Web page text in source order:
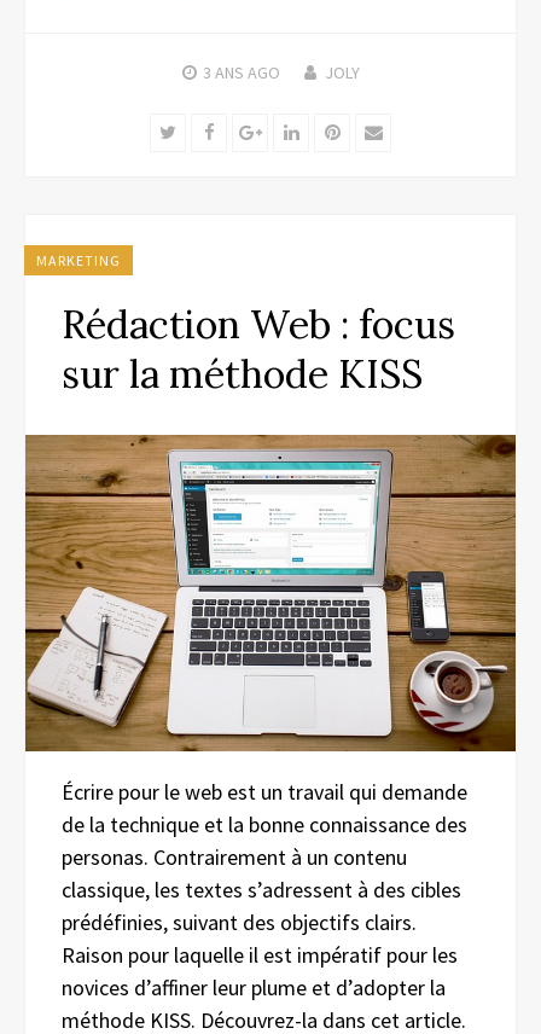
3 ANS AGO JOLY
TwitterFacebookGoogle+LinkedInPinterest
Email
MARKETING
Rédaction Web : focus
sur la méthode KISS
Écrire pour le web est un travail qui demande
de la technique et la bonne connaissance des
personas. Contrairement à un contenu
classique, les textes s’adressent à des cibles
prédéfinies, suivant des objectifs clairs.
Raison pour laquelle il est impératif pour les
novices d’affiner leur plume et d’adopter la
méthode KISS. Découvrez-la dans cet article.